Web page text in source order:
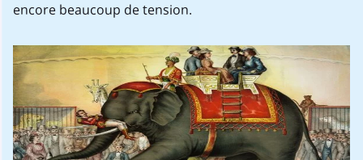
encore beaucoup de tension.